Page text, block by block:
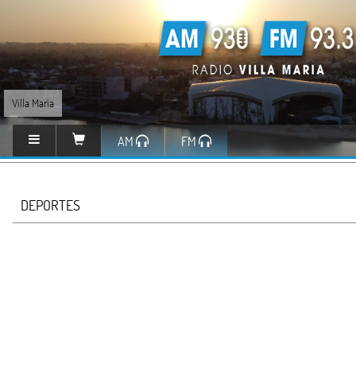
Villa María
AM FM
DEPORTES